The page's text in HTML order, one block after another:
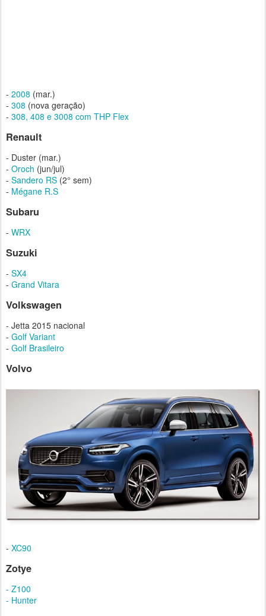
- 2008 (mar.)
- 308 (nova geração)
- 308, 408 e 3008 com THP Flex
Renault
- Duster (mar.)
- Oroch (jun/jul)
- Sandero RS (2° sem)
- Mégane R.S
Subaru
- WRX
Suzuki
- SX4
- Grand Vitara
Volkswagen
- Jetta 2015 nacional
- Golf Variant
- Golf Brasileiro
Volvo
- XC90
Zotye
- Z100
- Hunter